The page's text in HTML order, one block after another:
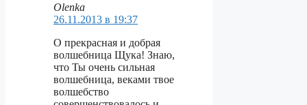
Olenka
26.11.2013 в 19:37
О прекрасная и добрая
волшебница Щука! Знаю,
что Ты очень сильная
волшебница, веками твое
волшебство